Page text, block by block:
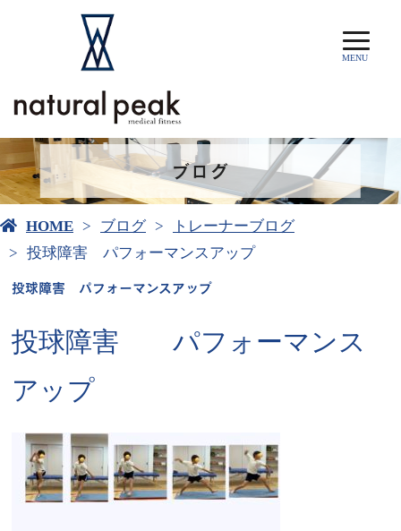
MENU
ブログ
HOME ブログ
トレーナーブログ
投球障害 パフォーマンスアップ
投球障害 パフォーマンスアップ
投球障害 パフォーマンス
アップ